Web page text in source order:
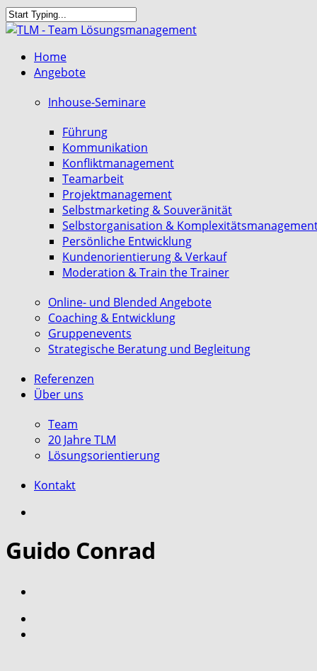
Skip
to
content
Close
search
MenuHome
Angebote
Inhouse-Seminare
Führung
Kommunikation
Konfliktmanagement
Teamarbeit
Projektmanagement
Selbstmarketing & Souveränität
Selbstorganisation &
Persönliche Entwicklung
Kundenorientierung & Verkauf
Moderation & Train the Trainer
Online- und Blended Angebote
Coaching & Entwicklung
Gruppenevents
Strategische Beratung und Begleitung
Referenzen
Über uns
Team
20 Jahre TLM
Lösungsorientierung
Kontakt
Guido Conrad